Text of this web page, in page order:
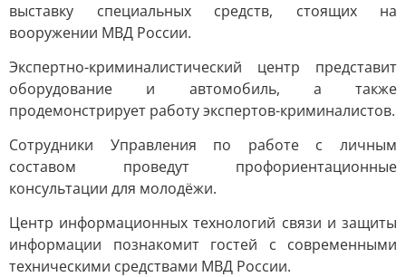
выставку специальных средств, стоящих на
вооружении МВД России.
Экспертно-криминалистический центр представит
оборудование и автомобиль, а также
продемонстрирует работу экспертов-криминалистов.
Сотрудники Управления по работе с личным
составом проведут профориентационные
консультации для молодёжи.
Центр информационных технологий связи и защиты
информации познакомит гостей с современными
техническими средствами МВД России.